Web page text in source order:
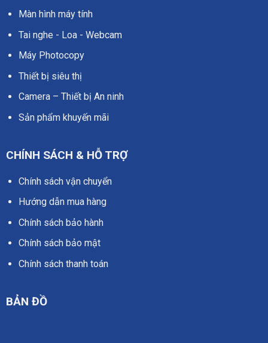
Màn hình máy tính
Tai nghe - Loa - Webcam
Máy Photocopy
Thiết bị siêu thị
Camera – Thiết bị An ninh
Sản phẩm khuyến mãi
CHÍNH SÁCH & HỖ TRỢ
Chính sách vận chuyển
Hướng dẫn mua hàng
Chính sách bảo hành
Chính sách bảo mật
Chính sách thanh toán
BẢN ĐỒ